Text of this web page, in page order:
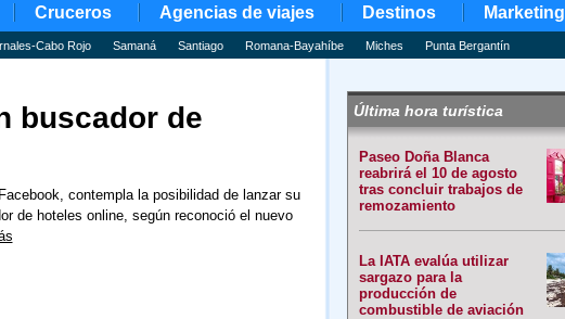
Cruceros Agencias de viajes Destinos Marketing
Cabo Rojo Samaná Santiago Romana-Bayahíbe Miches Punta Bergantín
buscador de
contempla la posibilidad de lanzar su
de hoteles online, según reconoció el nuevo
Última hora turística
Paseo Doña Blanca
reabrirá el 10 de agosto
tras concluir trabajos de
remozamiento
La IATA evalúa utilizar
sargazo para la
producción de
combustible de aviación